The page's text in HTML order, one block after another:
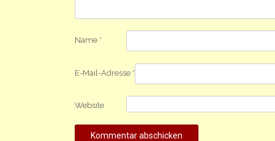
Name *
E-Mail-Adresse *
Website